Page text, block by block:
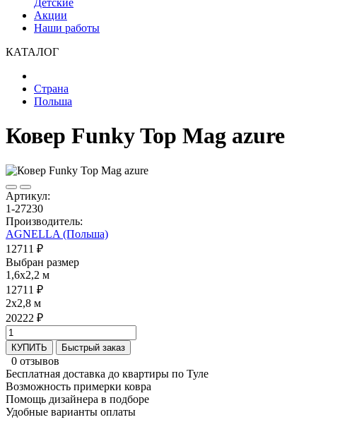
Детские
Акции
Наши работы
КАТАЛОГ
Страна
Польша
Ковер Funky Top Mag azure
Артикул:
1-27230
Производитель:
AGNELLA (Польша)
12711 ₽
Выбран размер
1,6x2,2 м
12711 ₽
2x2,8 м
20222 ₽
КУПИТЬ Быстрый заказ
0 отзывов
Бесплатная доставка до квартиры по Туле
Возможность примерки ковра
Помощь дизайнера в подборе
Удобные варианты оплаты